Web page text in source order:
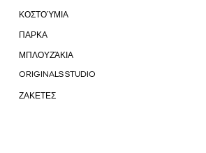
ΚΟΣΤΟΎΜΙΑ
ΠΑΡΚΑ
ΜΠΛΟΥΖΆΚΙΑ
ORIGINALS STUDIO
ΖΑΚΕΤΕΣ